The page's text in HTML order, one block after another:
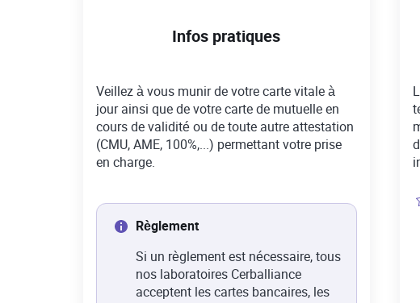
Infos pratiques
Veillez à vous munir de votre carte vitale à
jour ainsi que de votre carte de mutuelle en
cours de validité ou de toute autre attestation
(CMU, AME, 100%,...) permettant votre prise
en charge.
Règlement
Si un règlement est nécessaire, tous
nos laboratoires Cerballiance
acceptent les cartes bancaires, les